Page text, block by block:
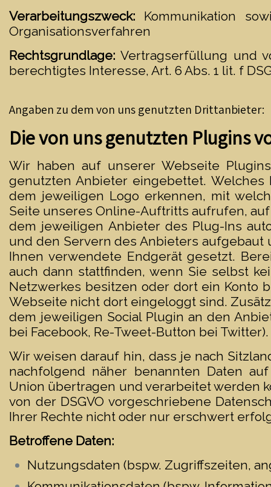
Verarbeitungszweck: Kommunikation
Organisationsverfahren
Rechtsgrundlage: Vertragserfüllung und
berechtigtes Interesse, Art. 6 Abs. 1 lit. f
Angaben zu dem von uns genutzten Drittanbieter:
Die von uns genutzten Plugins
Wir haben auf unserer Webseite
genutzten Anbieter eingebettet.
dem jeweiligen Logo erkennen, mit
Seite unseres Online-Auftritts aufrufen,
dem jeweiligen Anbieter des Plug-Ins
und den Servern des Anbieters aufgebaut
Ihnen verwendete Endgerät gesetzt.
auch dann stattfinden, wenn Sie selbst
Netzwerkes besitzen oder dort ein Konto
Webseite nicht dort eingeloggt sind.
dem jeweiligen Social Plugin an den
bei Facebook, Re-Tweet-Button bei Twitter).
Wir weisen darauf hin, dass je nach
nachfolgend näher benannten Daten
Union übertragen und verarbeitet werden
von der DSGVO vorgeschriebene
Ihrer Rechte nicht oder nur erschwert
Betroffene Daten:
Nutzungsdaten (bspw. Zugriffszeiten,